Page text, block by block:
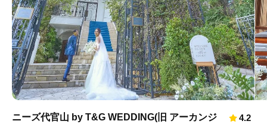
ニーズ代官山 by T&G WEDDING(旧 アーカンジ
4.2